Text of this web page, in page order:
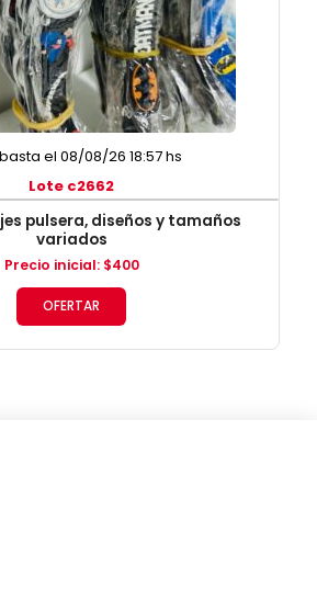
el 08/08/26 18:57 hs
Lote c2662
pulsera, diseños y tamaños
variados
Precio inicial: $400
OFERTAR